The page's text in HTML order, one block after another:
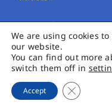
Sales
International :
Domestic :
ฝ่ายประชาสัมพันธ์ :
ฝ่ายนักลงทุนสัมพั
We are using cookies
our website.
You can find out more
switch them off in
Accept Close